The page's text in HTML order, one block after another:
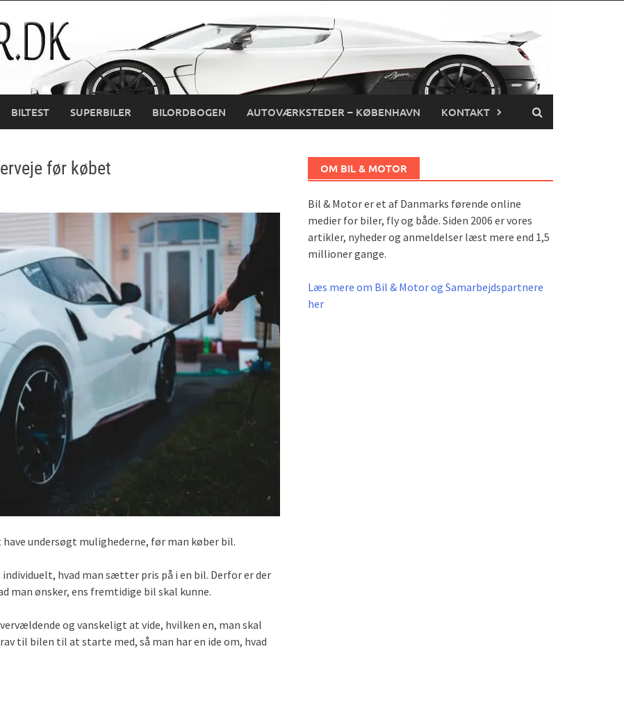
BILTEST SUPERBILER BILORDBOGEN AUTOVÆRKSTEDER – KØBENHAVN KONTAKT
før købet
undersøgt mulighederne, før man køber bil.
hvad man sætter pris på i en bil. Derfor er der
man ønsker, ens fremtidige bil skal kunne.
og vanskeligt at vide, hvilken en, man skal
til bilen til at starte med, så man har en ide om, hvad
OM BIL & MOTOR
Bil & Motor er et af Danmarks førende online
medier for biler, fly og både. Siden 2006 er vores
artikler, nyheder og anmeldelser læst mere end 1,5
millioner gange.
Læs mere om Bil & Motor og Samarbejdspartnere
her